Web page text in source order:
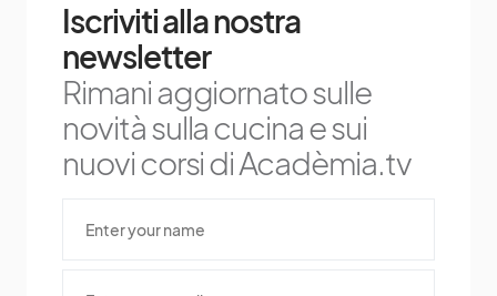
Iscriviti alla nostra
newsletter
Rimani aggiornato sulle
novità sulla cucina e sui
nuovi corsi di Acadèmia.tv